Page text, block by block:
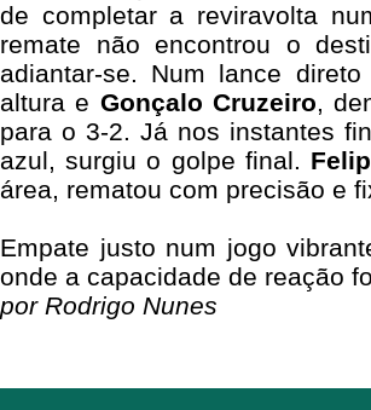
de completar a reviravolta
remate não encontrou o
adiantar-se. Num lance
altura e Gonçalo Cruzeiro,
para o 3-2. Já nos instantes
azul, surgiu o golpe final.
área, rematou com precisão e
Empate justo num jogo
onde a capacidade de reação
por Rodrigo Nunes